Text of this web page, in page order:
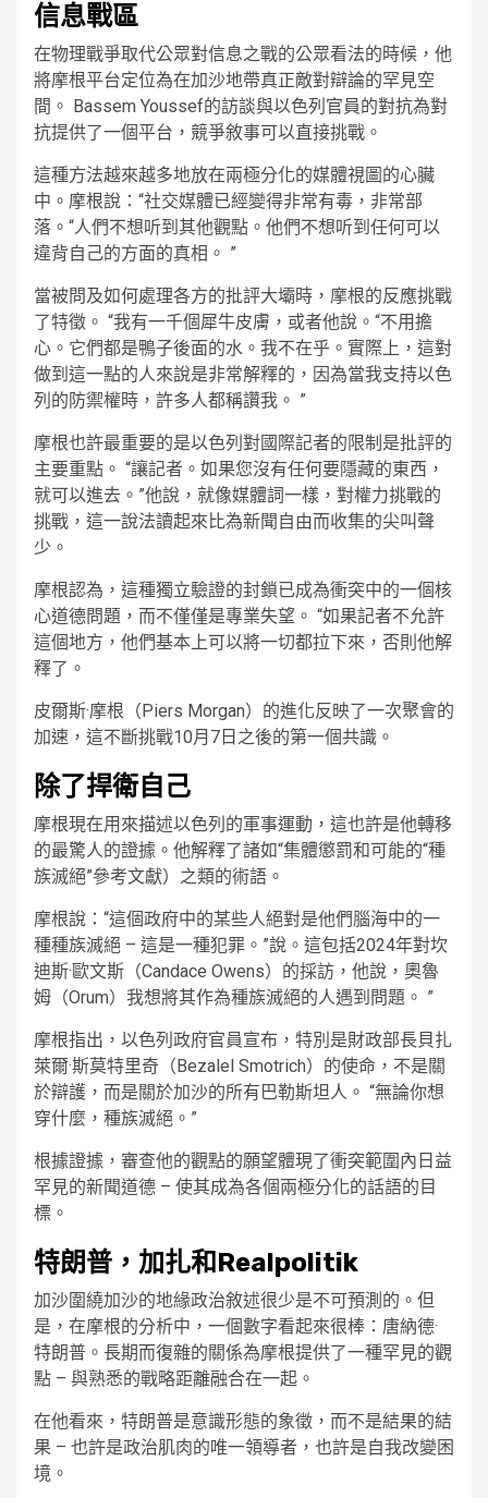
信息戰區
在物理戰爭取代公眾對信息之戰的公眾看法的時候，他
將摩根平台定位為在加沙地帶真正敵對辯論的罕見空
間。 Bassem Youssef的訪談與以色列官員的對抗為對
抗提供了一個平台，競爭敘事可以直接挑戰。
這種方法越來越多地放在兩極分化的媒體視圖的心臟
中。摩根說：“社交媒體已經變得非常有毒，非常部
落。“人們不想听到其他觀點。他們不想听到任何可以
違背自己的方面的真相。 ”
當被問及如何處理各方的批評大壩時，摩根的反應挑戰
了特徵。 “我有一千個犀牛皮膚，或者他說。“不用擔
心。它們都是鴨子後面的水。我不在乎。實際上，這對
做到這一點的人來說是非常解釋的，因為當我支持以色
列的防禦權時，許多人都稱讚我。 ”
摩根也許最重要的是以色列對國際記者的限制是批評的
主要重點。 “讓記者。如果您沒有任何要隱藏的東西，
就可以進去。”他說，就像媒體詞一樣，對權力挑戰的
挑戰，這一說法讀起來比為新聞自由而收集的尖叫聲
少。
摩根認為，這種獨立驗證的封鎖已成為衝突中的一個核
心道德問題，而不僅僅是專業失望。 “如果記者不允許
這個地方，他們基本上可以將一切都拉下來，否則他解
釋了。
皮爾斯·摩根（Piers Morgan）的進化反映了一次聚會的
加速，這不斷挑戰10月7日之後的第一個共識。
除了捍衛自己
摩根現在用來描述以色列的軍事運動，這也許是他轉移
的最驚人的證據。他解釋了諸如“集體懲罰和可能的“種
族滅絕”參考文獻）之類的術語。
摩根說：“這個政府中的某些人絕對是他們腦海中的一
種種族滅絕 – 這是一種犯罪。”說。這包括2024年對坎
迪斯·歐文斯（Candace Owens）的採訪，他說，奧魯
姆（Orum）我想將其作為種族滅絕的人遇到問題。 ”
摩根指出，以色列政府官員宣布，特別是財政部長貝扎
萊爾·斯莫特里奇（Bezalel Smotrich）的使命，不是關
於辯護，而是關於加沙的所有巴勒斯坦人。 “無論你想
穿什麼，種族滅絕。”
根據證據，審查他的觀點的願望體現了衝突範圍內日益
罕見的新聞道德 – 使其成為各個兩極分化的話語的目
標。
特朗普，加扎和Realpolitik
加沙圍繞加沙的地緣政治敘述很少是不可預測的。但
是，在摩根的分析中，一個數字看起來很棒：唐納德·
特朗普。長期而復雜的關係為摩根提供了一種罕見的觀
點 – 與熟悉的戰略距離融合在一起。
在他看來，特朗普是意識形態的象徵，而不是結果的結
果 – 也許是政治肌肉的唯一領導者，也許是自我改變困
境。